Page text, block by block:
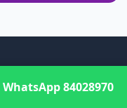
WhatsApp 84028970